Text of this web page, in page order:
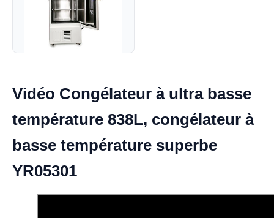
Vidéo Congélateur à ultra basse
température 838L, congélateur à
basse température superbe
YR05301